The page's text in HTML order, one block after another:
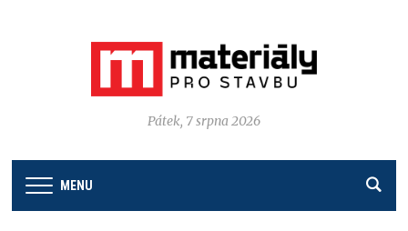
Pátek, 7 srpna 2026
MENU